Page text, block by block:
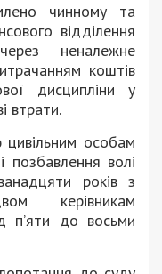
чинному та
відділення
неналежне
коштів
дисципліни у
втрати.
цивільним особам
позбавлення волі
років з
керівникам
п’яти до восьми